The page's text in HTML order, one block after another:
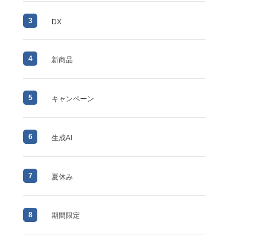
3 DX
4 新商品
5 キャンペーン
6 生成AI
7 夏休み
8 期間限定